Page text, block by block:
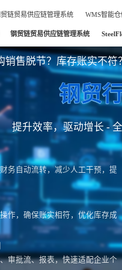
链贸易供应链管理系统 WMS智能
钢贸链贸易供应链管理系统
销售脱节？库存账实不符
钢贸
提升效率，驱动增长 -
务自动流转，减少人工干预，提
作，确保账实相符，优化库存成
审批流、报表，快速适配企业个